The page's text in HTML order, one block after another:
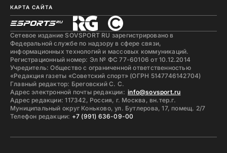
КАРТА САЙТА
Сетевое издание SOVSPORT RU зарегистрировано в
Федеральной службе по надзору в сфере связи,
информационных технологий и массовых коммуникаций.
Регистрационный номер: Эл № ФС 77-60106 от 10.12.2014
Учредитель: Общество с ограниченной ответственностью
«Редакция газеты «Советский спорт» (ОГРН 5147746142704)
Главный редактор: Бреговский С. С.
Адрес электронной почты редакции: info@sovsport.ru
Адрес редакции: 117342, Россия, г. Москва, вн.тер.г.
Муниципальный округ Коньково, ул. Бутлерова, 17, помещ. 2/7
Телефон редакции: +7 (991) 636-09-00